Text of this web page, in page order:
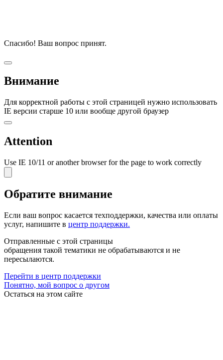
Спасибо! Ваш вопрос принят.
Внимание
Для корректной работы с этой страницей нужно использовать
IE версии старше 10 или вообще другой браузер
Attention
Use IE 10/11 or another browser for the page to work correctly
Обратите внимание
Если ваш вопрос касается техподдержки, качества или оплаты
услуг, напишите в центр поддержки.
Отправленные с этой страницы
обращения такой тематики не обрабатываются и не
пересылаются.
Перейти в центр поддержки
Понятно, мой вопрос о другом
Остаться на этом сайте